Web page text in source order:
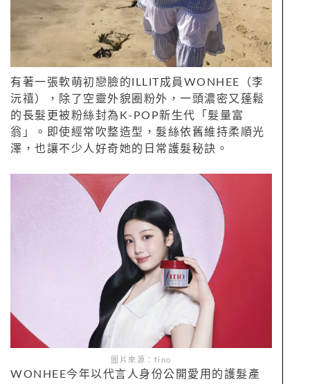
有著一張軟萌初戀臉的ILLIT成員WONHEE（李
沅禧），除了空靈外貌圈粉外，一頭濃密又蓬鬆
的長髮更被粉絲封為K-POP新生代「髮量富
翁」。即使經常吹整造型，髮絲依舊維持柔順光
澤，也讓不少人好奇她的日常護髮秘訣。
圖片來源：fino
WONHEE今年以代言人身份公開愛用的護髮產